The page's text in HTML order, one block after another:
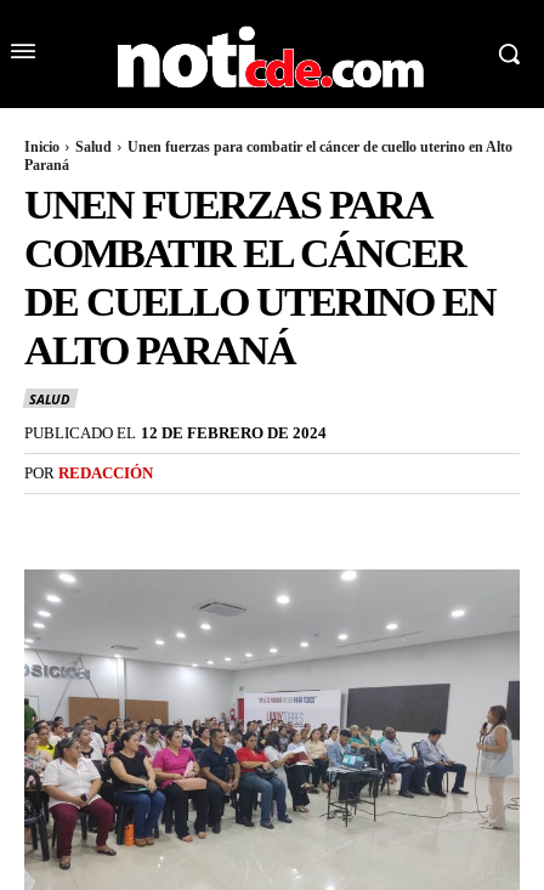
Inicio Salud
Unen fuerzas para combatir el cáncer de cuello uterino en Alto
Paraná
UNEN FUERZAS PARA
COMBATIR EL CÁNCER
DE CUELLO UTERINO EN
ALTO PARANÁ
SALUD
PUBLICADO EL 12 DE FEBRERO DE 2024
POR REDACCIÓN